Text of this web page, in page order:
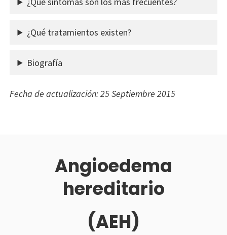
¿Qué tratamientos existen?
Biografía
Fecha de actualización: 25 Septiembre 2015
Angioedema
hereditario
(AEH)